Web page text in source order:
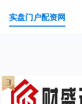
实盘门户配资网